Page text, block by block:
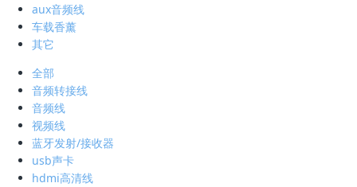
aux音频线
车载香薰
其它
全部
音频转接线
音频线
视频线
蓝牙发射/接收器
usb声卡
hdmi高清线